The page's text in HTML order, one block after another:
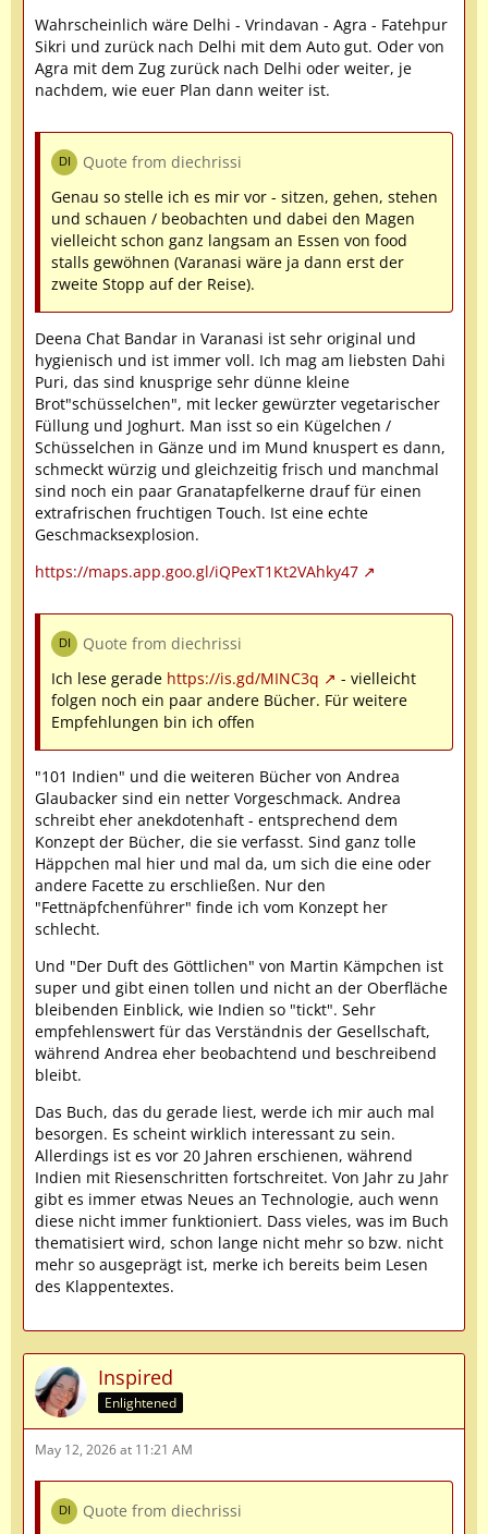
Wahrscheinlich wäre Delhi - Vrindavan - Agra - Fatehpur
Sikri und zurück nach Delhi mit dem Auto gut. Oder von
Agra mit dem Zug zurück nach Delhi oder weiter, je
nachdem, wie euer Plan dann weiter ist.
Quote from diechrissi
Genau so stelle ich es mir vor - sitzen, gehen, stehen
und schauen / beobachten und dabei den Magen
vielleicht schon ganz langsam an Essen von food
stalls gewöhnen (Varanasi wäre ja dann erst der
zweite Stopp auf der Reise).
Deena Chat Bandar in Varanasi ist sehr original und
hygienisch und ist immer voll. Ich mag am liebsten Dahi
Puri, das sind knusprige sehr dünne kleine
Brot"schüsselchen", mit lecker gewürzter vegetarischer
Füllung und Joghurt. Man isst so ein Kügelchen /
Schüsselchen in Gänze und im Mund knuspert es dann,
schmeckt würzig und gleichzeitig frisch und manchmal
sind noch ein paar Granatapfelkerne drauf für einen
extrafrischen fruchtigen Touch. Ist eine echte
Geschmacksexplosion.
https://maps.app.goo.gl/iQPexT1Kt2VAhky47
Quote from diechrissi
Ich lese gerade https://is.gd/MINC3q
- vielleicht
folgen noch ein paar andere Bücher. Für weitere
Empfehlungen bin ich offen
"101 Indien" und die weiteren Bücher von Andrea
Glaubacker sind ein netter Vorgeschmack. Andrea
schreibt eher anekdotenhaft - entsprechend dem
Konzept der Bücher, die sie verfasst. Sind ganz tolle
Häppchen mal hier und mal da, um sich die eine oder
andere Facette zu erschließen. Nur den
"Fettnäpfchenführer" finde ich vom Konzept her
schlecht.
Und "Der Duft des Göttlichen" von Martin Kämpchen ist
super und gibt einen tollen und nicht an der Oberfläche
bleibenden Einblick, wie Indien so "tickt". Sehr
empfehlenswert für das Verständnis der Gesellschaft,
während Andrea eher beobachtend und beschreibend
bleibt.
Das Buch, das du gerade liest, werde ich mir auch mal
besorgen. Es scheint wirklich interessant zu sein.
Allerdings ist es vor 20 Jahren erschienen, während
Indien mit Riesenschritten fortschreitet. Von Jahr zu Jahr
gibt es immer etwas Neues an Technologie, auch wenn
diese nicht immer funktioniert. Dass vieles, was im Buch
thematisiert wird, schon lange nicht mehr so bzw. nicht
mehr so ausgeprägt ist, merke ich bereits beim Lesen
des Klappentextes.
Inspired
Enlightened
May 12, 2026 at 11:21 AM
Quote from diechrissi